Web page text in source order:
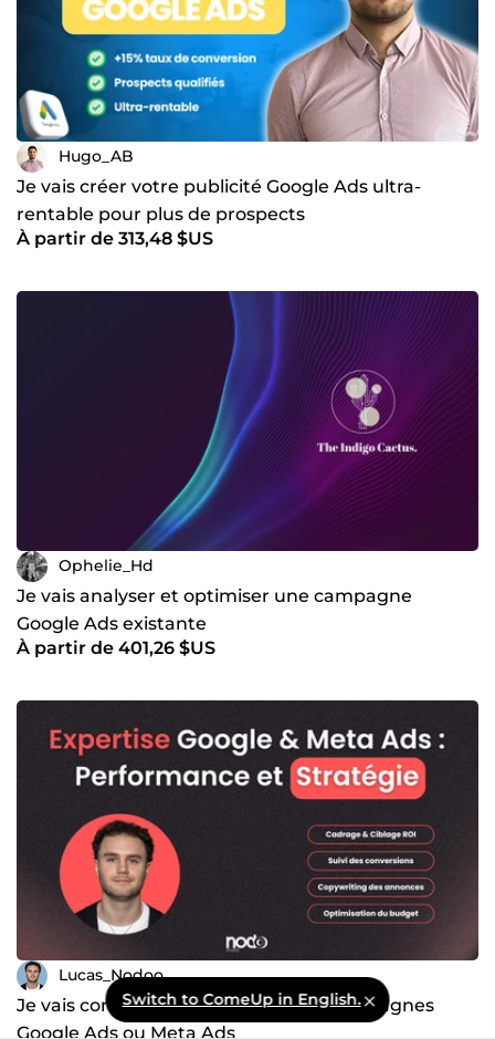
Hugo_AB
Je vais créer votre publicité Google Ads ultra-
rentable pour plus de prospects
À partir de 313,48 $US
Ophelie_Hd
Je vais analyser et optimiser une campagne
Google Ads existante
À partir de 401,26 $US
Lucas_Nodoo
Je vais configurer et optimiser vos campagnes
Google Ads ou Meta Ads
Switch to ComeUp in English.